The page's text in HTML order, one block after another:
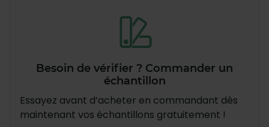
Besoin de vérifier ? Commander un
échantillon
Essayez avant d’acheter en commandant dès
maintenant vos échantillons gratuitement !